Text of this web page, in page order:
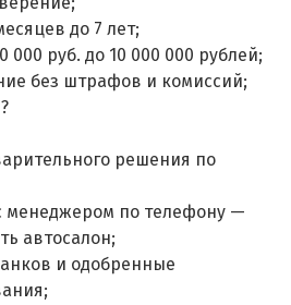
до 7 лет;
000 руб. до 10 000 000 рублей;
без штрафов и комиссий;
решения по
менеджером по телефону —
автосалон;
и одобренные